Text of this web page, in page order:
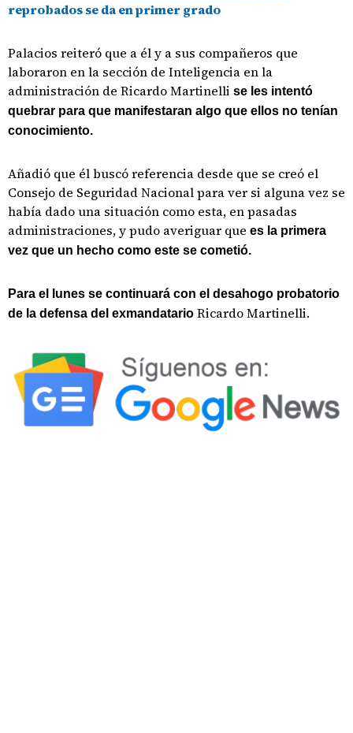
reprobados se da en primer grado
Palacios reiteró que a él y a sus compañeros que
laboraron en la sección de Inteligencia en la
administración de Ricardo Martinelli se les intentó
quebrar para que manifestaran algo que ellos no tenían
conocimiento.
Añadió que él buscó referencia desde que se creó el
Consejo de Seguridad Nacional para ver si alguna vez se
había dado una situación como esta, en pasadas
administraciones, y pudo averiguar que es la primera
vez que un hecho como este se cometió.
Para el lunes se continuará con el desahogo probatorio
de la defensa del exmandatario Ricardo Martinelli.